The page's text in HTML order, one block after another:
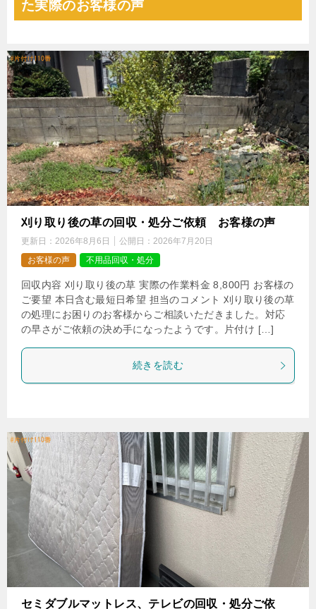
た実際のお客様の声
刈り取り後の草の回収・処分ご依頼 お客様の声
更新日： 2026年8月6日 公開日： 2026年7月20日
お客様の声
不用品回収・処分
回収内容 刈り取り後の草 実際の作業料金 8,800円 お客様の
ご要望 本日含む最短日希望 担当のコメント 刈り取り後の草
の処理にお困りのお客様からご相談いただきました。対応
の早さがご依頼の決め手になったようです。片付け […]
続きを読む
セミダブルマットレス、テレビの回収・処分ご依